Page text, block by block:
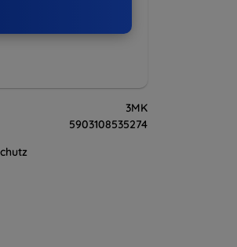
3MK
5903108535274